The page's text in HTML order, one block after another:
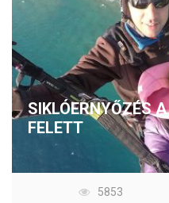
SIKLÓERNYŐZÉS
FELETT
5853